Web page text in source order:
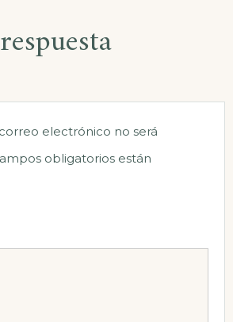
electrónico no será
obligatorios están